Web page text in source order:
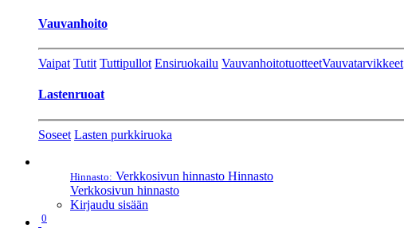
Vauvanhoito
Vaipat Tutit Tuttipullot Ensiruokailu VauvanhoitotuotteetVauvatarvikkeet
Lastenruoat
Soseet Lasten purkkiruoka
Hinnasto: Verkkosivun hinnasto Hinnasto
Verkkosivun hinnasto
Kirjaudu sisään
0